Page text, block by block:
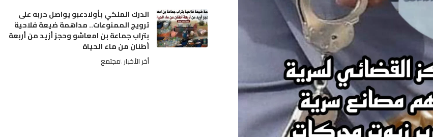
الدرك الملكي بأولادعبو يواصل حربه على
ترويج الممنوعات.. مداهمة ضيعة فلاحية
بتراب جماعة بن امعاشو وحجز أزيد من أربعة
أطنان من ماء الحياة
أخر الأخبار مجتمع